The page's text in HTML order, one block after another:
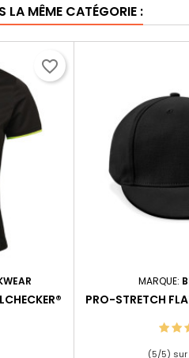
LA MÊME CATÉGORIE :
favorite_border
MARQUE:
PRO-STRETCH
(5/5)